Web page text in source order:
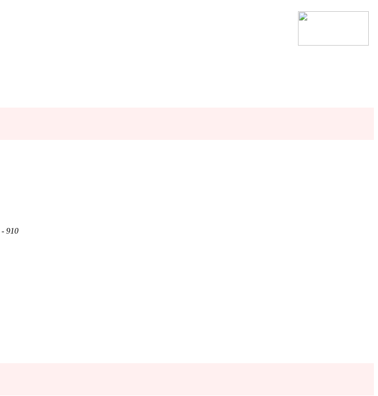
- 910